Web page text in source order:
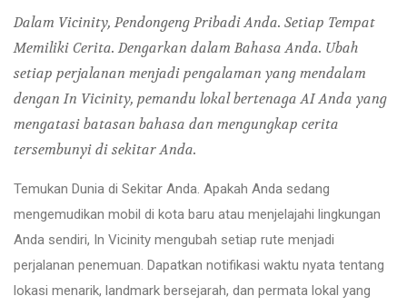
Dalam Vicinity, Pendongeng Pribadi Anda. Setiap Tempat
Memiliki Cerita. Dengarkan dalam Bahasa Anda. Ubah
setiap perjalanan menjadi pengalaman yang mendalam
dengan In Vicinity, pemandu lokal bertenaga AI Anda yang
mengatasi batasan bahasa dan mengungkap cerita
tersembunyi di sekitar Anda.
Temukan Dunia di Sekitar Anda. Apakah Anda sedang
mengemudikan mobil di kota baru atau menjelajahi lingkungan
Anda sendiri, In Vicinity mengubah setiap rute menjadi
perjalanan penemuan. Dapatkan notifikasi waktu nyata tentang
lokasi menarik, landmark bersejarah, dan permata lokal yang